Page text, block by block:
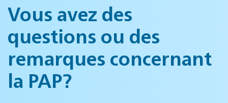
Vous avez des
questions ou des
remarques concernant
la PAP?